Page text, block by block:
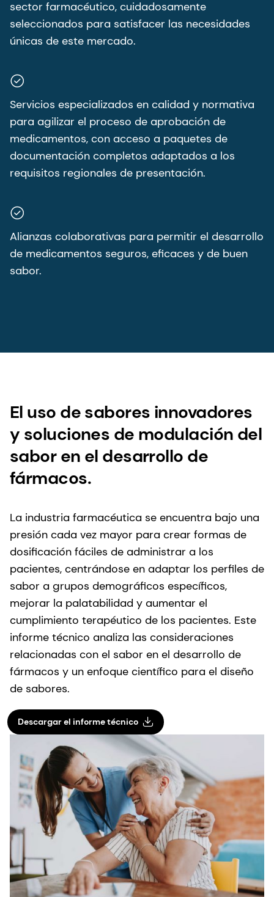
sector farmacéutico, cuidadosamente
seleccionados para satisfacer las necesidades
únicas de este mercado.
Servicios especializados en calidad y normativa
para agilizar el proceso de aprobación de
medicamentos, con acceso a paquetes de
documentación completos adaptados a los
requisitos regionales de presentación.
Alianzas colaborativas para permitir el desarrollo
de medicamentos seguros, eficaces y de buen
sabor.
El uso de sabores innovadores
y soluciones de modulación del
sabor en el desarrollo de
fármacos.
La industria farmacéutica se encuentra bajo una
presión cada vez mayor para crear formas de
dosificación fáciles de administrar a los
pacientes, centrándose en adaptar los perfiles de
sabor a grupos demográficos específicos,
mejorar la palatabilidad y aumentar el
cumplimiento terapéutico de los pacientes. Este
informe técnico analiza las consideraciones
relacionadas con el sabor en el desarrollo de
fármacos y un enfoque científico para el diseño
de sabores.
Descargar el informe técnico